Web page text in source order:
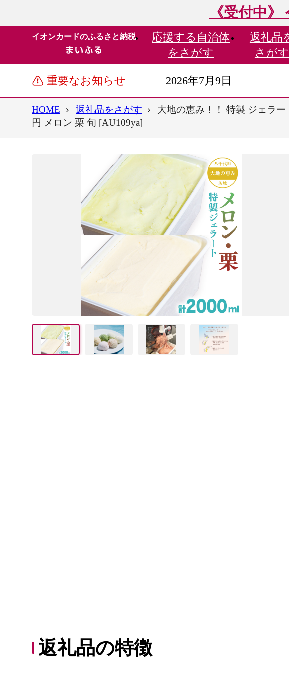
《受付中
イオンカードのふるさと納税 応援する 自治体
をさがす
返礼品
さがす
重要なお知らせ 2026年7月9日
HOME 返礼品をさがす
大地の恵み！！ 特製 ジェラ
円 メロン 栗 旬 [AU109ya]
返礼品の特徴